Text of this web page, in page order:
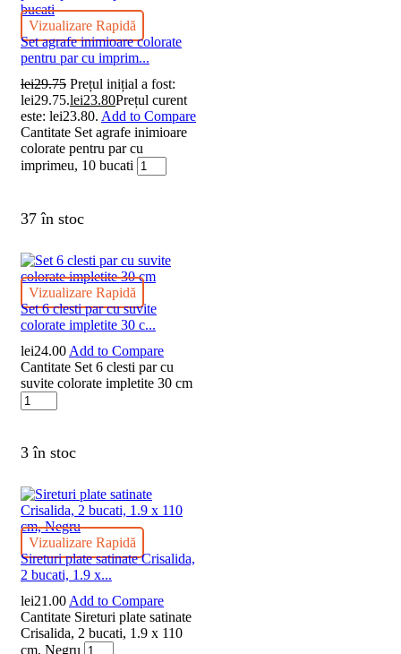
Vizualizare Rapidă
Set agrafe inimioare colorate
pentru par cu imprim...
lei29.75 Prețul inițial a fost:
lei29.75.lei23.80Prețul curent
este: lei23.80. Add to Compare
Cantitate Set agrafe inimioare
colorate pentru par cu
imprimeu, 10 bucati
37 în stoc
Vizualizare Rapidă
Set 6 clesti par cu suvite
colorate impletite 30 c...
lei24.00 Add to Compare
Cantitate Set 6 clesti par cu
suvite colorate impletite 30 cm
3 în stoc
Vizualizare Rapidă
Sireturi plate satinate Crisalida,
2 bucati, 1.9 x...
lei21.00 Add to Compare
Cantitate Sireturi plate satinate
Crisalida, 2 bucati, 1.9 x 110
cm, Negru